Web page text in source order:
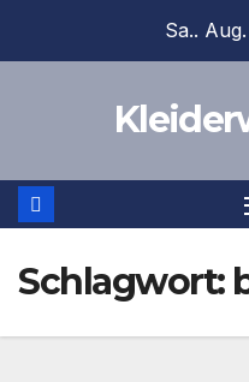
Sa..
Schlagwort: